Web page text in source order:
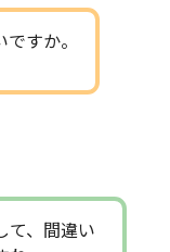
すか。
て、間違い